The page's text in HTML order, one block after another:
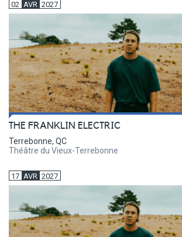
02 AVR 2027
THE FRANKLIN ELECTRIC
Terrebonne, QC
Théâtre du Vieux-Terrebonne
17 AVR 2027